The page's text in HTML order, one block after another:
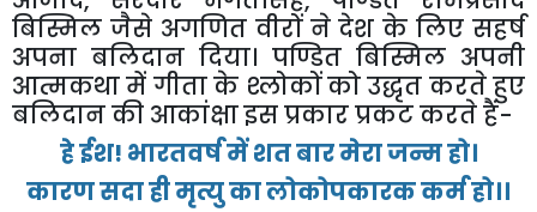
बिस्मिल जैसे अगणित वीरों ने देश के लिए सहर्ष
अपना बलिदान दिया। पण्डित बिस्मिल अपनी
आत्मकथामें गीताके श्लोकोंकोउद्धृत करतेहुए
बलिदानकी आकांक्षाइसप्रकारप्रकटकरतेहैं-
हेईश! भारतवर्षमेंशतबारमेराजन्महो।
कारणसदाहीमृत्युकालोकोपकारककर्महो।।